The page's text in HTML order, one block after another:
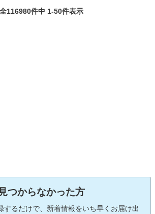
全116980件中 1-50件表示
つからなかった方
するだけで、新着情報をいち早くお届け出